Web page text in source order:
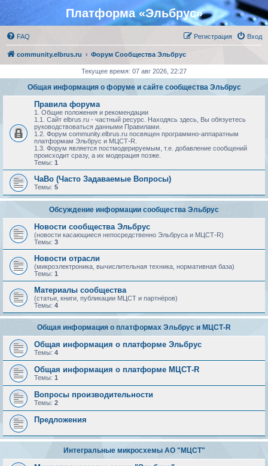
Платформа «Эльбрус»
FAQ Вход
Регистрация
community.elbrus.ru Форум Сообщества Эльбрус
Текущее время: 07 авг 2026, 22:27
Общая информация о форуме и сайте сообщества Эльбрус
Правила форума
1. Общие положения и рекомендации
1.1. Сайт elbrus.ru - частный ресурс. Находясь здесь, Вы обязуетесь
руководствоваться данными Правилами.
1.2. Форум community.elbrus.ru посвящен программно-аппаратным
платформам Эльбрус и МЦСТ-R.
1.3. Форум является постмодерируемым, т.е. добавление сообщений
происходит сразу, а их модерация позже.
Темы: 1
ЧаВо (Часто Задаваемые Вопросы)
Темы: 5
Обсуждение информации сообщества Эльбрус
Новости сообщества Эльбрус
(новости касающиеся непосредственно Эльбруса и МЦСТ-R)
Темы: 3
Новости отрасли
(микроэлектроника, вычислительная техника, нормативная база)
Темы: 1
Материалы сообщества
(статьи, книги, публикации МЦСТ и партнёров)
Темы: 4
Общая информация о платформах Эльбрус и МЦСТ-R
Общая информация о платформе Эльбрус
Темы: 4
Общая информация о платформе МЦСТ-R
Темы: 1
Вопросы производительности
Темы: 2
Предложения
Интегральные микросхемы АО "МЦСТ"